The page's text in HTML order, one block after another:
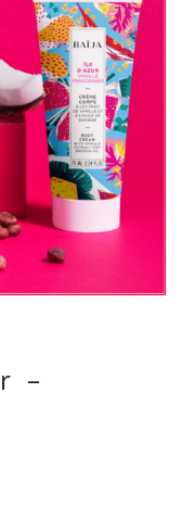
–